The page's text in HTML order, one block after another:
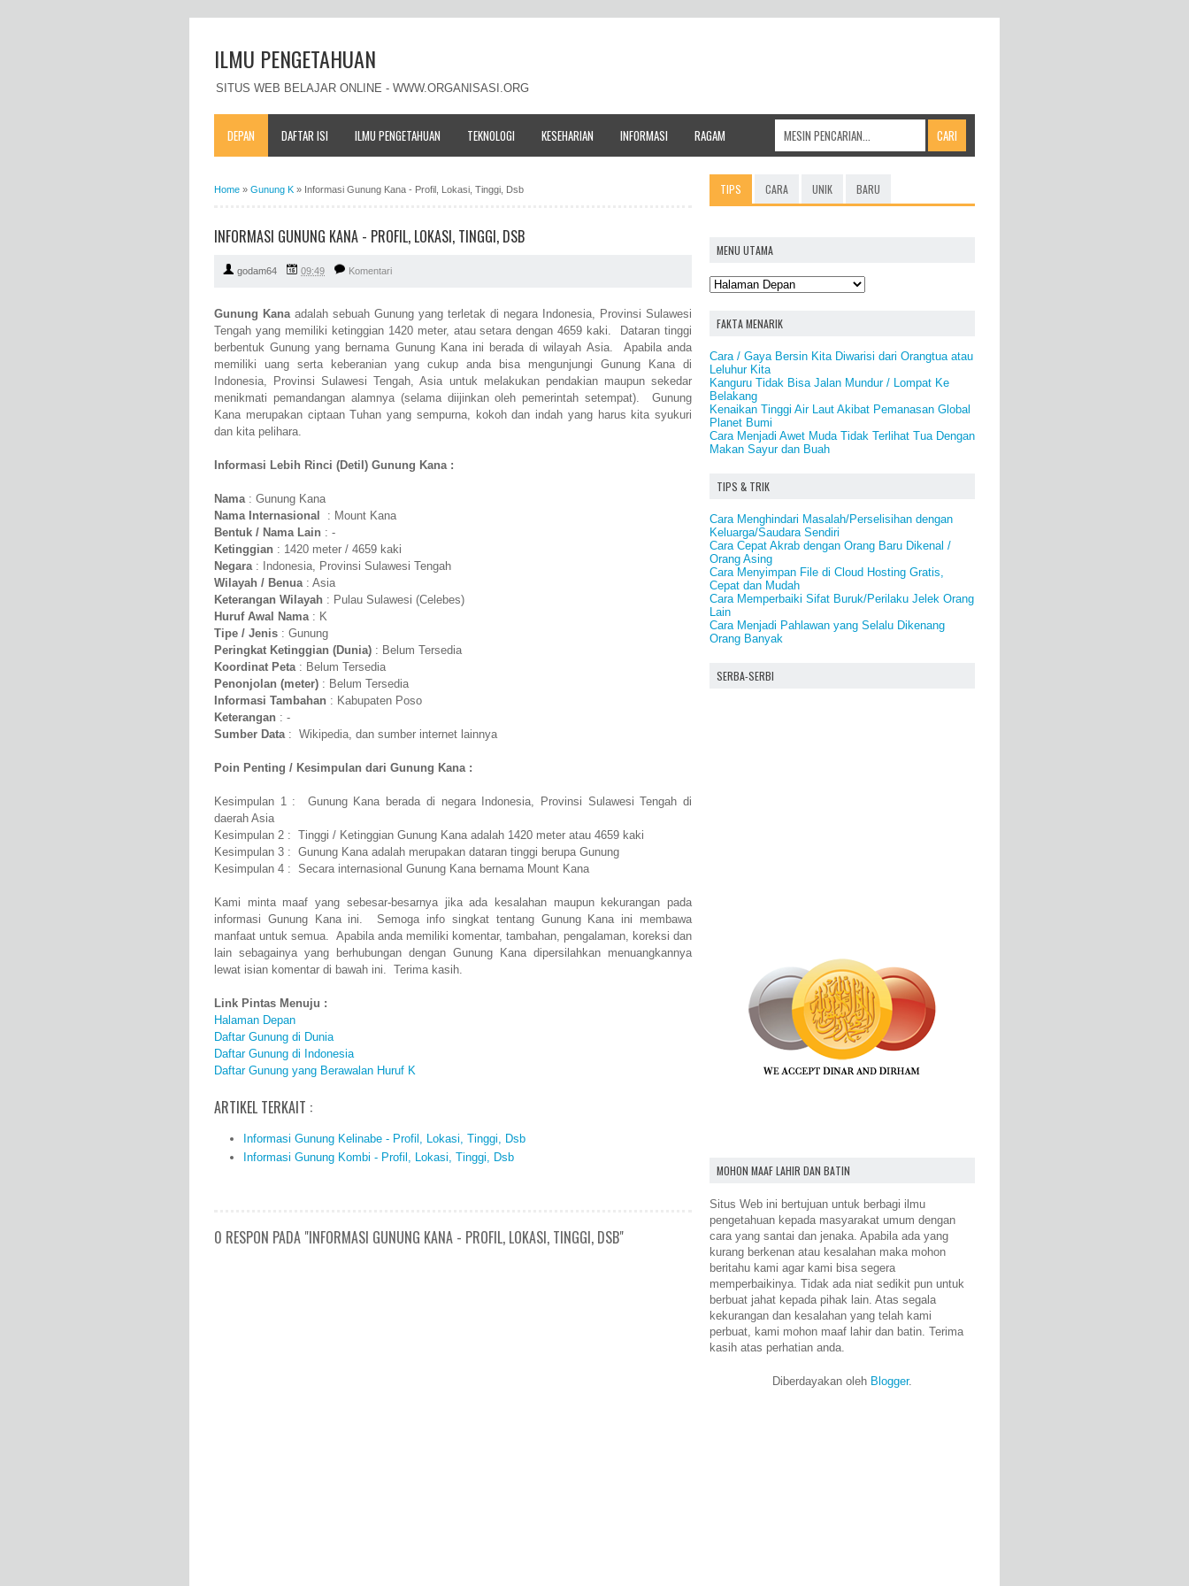
ILMU PENGETAHUAN
SITUS WEB BELAJAR ONLINE - WWW.ORGANISASI.ORG
DEPAN DAFTAR ISI ILMU PENGETAHUAN TEKNOLOGI KESEHARIAN INFORMASI RAGAM
Home » Gunung K » Informasi Gunung Kana - Profil, Lokasi, Tinggi, Dsb
INFORMASI GUNUNG KANA - PROFIL, LOKASI, TINGGI, DSB
godam64 09:49 Komentari
Gunung Kanaadalah sebuah Gunung yang terletak di negara Indonesia, Provinsi Sulawesi
Tengah yang memiliki ketinggian 1420 meter, atau setara dengan 4659 kaki. Dataran tinggi
berbentuk Gunung yang bernama Gunung Kana ini berada di wilayah Asia. Apabila anda
memiliki uang serta keberanian yang cukup anda bisa mengunjungi Gunung Kana di
Indonesia, Provinsi Sulawesi Tengah, Asia untuk melakukan pendakian maupun sekedar
menikmati pemandangan alamnya (selama diijinkan oleh pemerintah setempat). Gunung
Kana merupakan ciptaan Tuhan yang sempurna, kokoh dan indah yang harus kita syukuri
dan kita pelihara.
Informasi Lebih Rinci (Detil) Gunung Kana :
Nama: Gunung Kana
Nama Internasional
: Mount Kana
Bentuk / Nama Lain : -
Ketinggian : 1420 meter / 4659 kaki
Negara: Indonesia, Provinsi Sulawesi Tengah
Wilayah / Benua: Asia
Keterangan Wilayah : Pulau Sulawesi (Celebes)
Huruf Awal Nama: K
Tipe / Jenis : Gunung
Peringkat Ketinggian (Dunia) : Belum Tersedia
Koordinat Peta: Belum Tersedia
Penonjolan (meter) : Belum Tersedia
Informasi Tambahan : Kabupaten Poso
Keterangan : -
Sumber Data: Wikipedia, dan sumber internet lainnya
Poin Penting / Kesimpulan dari Gunung Kana :
Kesimpulan 1 : Gunung Kana berada di negara Indonesia, Provinsi Sulawesi Tengah di
daerah Asia
Kesimpulan 2 : Tinggi / Ketinggian Gunung Kana adalah 1420 meter atau 4659 kaki
Kesimpulan 3 : Gunung Kana adalah merupakan dataran tinggi berupa Gunung
Kesimpulan 4 : Secara internasional Gunung Kana bernama Mount Kana
Kami minta maaf yang sebesar-besarnya jika ada kesalahan maupun kekurangan pada
informasi Gunung Kana ini. Semoga info singkat tentang Gunung Kana ini membawa
manfaat untuk semua. Apabila anda memiliki komentar, tambahan, pengalaman, koreksi dan
lain sebagainya yang berhubungan dengan Gunung Kana dipersilahkan menuangkannya
lewat isian komentar di bawah ini. Terima kasih.
Link Pintas Menuju :
Halaman Depan
Daftar Gunung di Dunia
Daftar Gunung di Indonesia
Daftar Gunung yang Berawalan Huruf K
ARTIKEL TERKAIT :
Informasi Gunung Kelinabe - Profil, Lokasi, Tinggi, Dsb
Informasi Gunung Kombi - Profil, Lokasi, Tinggi, Dsb
0 RESPON PADA "INFORMASI GUNUNG KANA - PROFIL, LOKASI, TINGGI, DSB"
TIPS CARA UNIK BARU
MENU UTAMA
FAKTA MENARIK
Cara / Gaya Bersin Kita Diwarisi dari Orangtua atau
Leluhur Kita
Kanguru Tidak Bisa Jalan Mundur / Lompat Ke
Belakang
Kenaikan Tinggi Air Laut Akibat Pemanasan Global
Planet Bumi
Cara Menjadi Awet Muda Tidak Terlihat Tua Dengan
Makan Sayur dan Buah
TIPS & TRIK
Cara Menghindari Masalah/Perselisihan dengan
Keluarga/Saudara Sendiri
Cara Cepat Akrab dengan Orang Baru Dikenal /
Orang Asing
Cara Menyimpan File di Cloud Hosting Gratis,
Cepat dan Mudah
Cara Memperbaiki Sifat Buruk/Perilaku Jelek Orang
Lain
Cara Menjadi Pahlawan yang Selalu Dikenang
Orang Banyak
SERBA-SERBI
MOHON MAAF LAHIR DAN BATIN
Situs Web ini bertujuan untuk berbagi ilmu
pengetahuan kepada masyarakat umum dengan
cara yang santai dan jenaka. Apabila ada yang
kurang berkenan atau kesalahan maka mohon
beritahu kami agar kami bisa segera
memperbaikinya. Tidak ada niat sedikit pun untuk
berbuat jahat kepada pihak lain. Atas segala
kekurangan dan kesalahan yang telah kami
perbuat, kami mohon maaf lahir dan batin. Terima
kasih atas perhatian anda.
Diberdayakan oleh Blogger.